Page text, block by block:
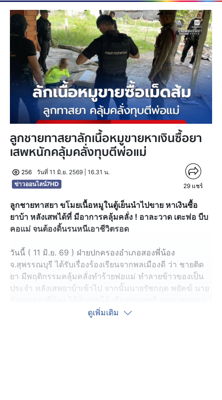
ลูกชายทาสยาลักเนื้อหมูขายหาเงินซื้อยา
เสพหนักคลุ้มคลั่งทุบตีพ่อแม่
256
วันที่ 11 มิ.ย. 2569 | 16.31 น.
ข่าวออนไลน์7HD
29 แชร์
ลูกชายทาสยา ขโมยเนื้อหมูในตู้เย็นนำไปขาย หาเงินซื้อ
ยาบ้า หลังเสพได้ที่ มีอาการคลุ้มคลั่ง ! อาละวาด เตะพ่อ บีบ
คอแม่ จนต้องดิ้นรนหนีเอาชีวิตรอด
วันนี้ ( 11 มิ.ย. 69 ) ฝ่ายปกครองอำเภอสองพี่น้อง
จ.สุพรรณบุรี ได้รับเรื่องร้องเรียนจากพลเมืองดี ว่า ชายติด
ยา มีพฤติกรรมคลุ้มคลั่งทำร้ายพ่อแม่ ทำลายข้าวของเป็น
ประจำ หลังเสพยาบ้าเข้าไป จากนั้นนายรัชกฤต พยัคฆ์ นาย
ปลัดอำเภอฝ่ายความมั่นคงอำเภอสองพี่น้อง นำกำลัง
ดูเพิ่มเติม